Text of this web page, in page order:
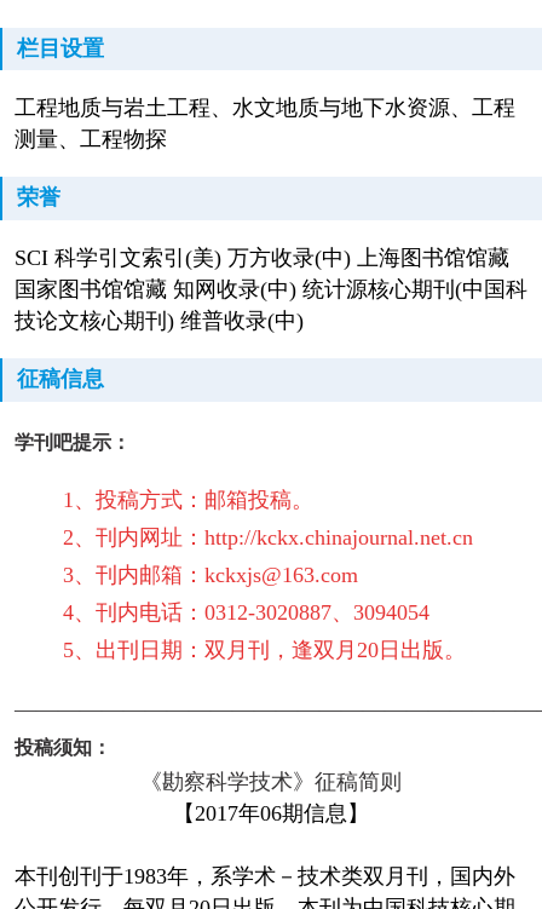
栏目设置
工程地质与岩土工程、水文地质与地下水资源、工程
测量、工程物探
荣誉
SCI 科学引文索引(美) 万方收录(中) 上海图书馆馆藏
国家图书馆馆藏 知网收录(中) 统计源核心期刊(中国科
技论文核心期刊) 维普收录(中)
征稿信息
学刊吧提示：
1、投稿方式：邮箱投稿。
2、刊内网址：http://kckx.chinajournal.net.cn
3、刊内邮箱：kckxjs@163.com
4、刊内电话：0312-3020887、3094054
5、出刊日期：双月刊，逢双月20日出版。
投稿须知：
《勘察科学技术》征稿简则
【2017年06期信息】
本刊创刊于1983年，系学术－技术类双月刊，国内外